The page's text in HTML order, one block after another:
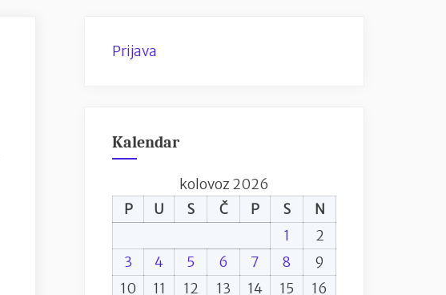
Prijava
Kalendar
kolovoz 2026
P
U S Č P S
N
1
2
3
4 5 6 7 8
9
10
11 12 13 14 15
16